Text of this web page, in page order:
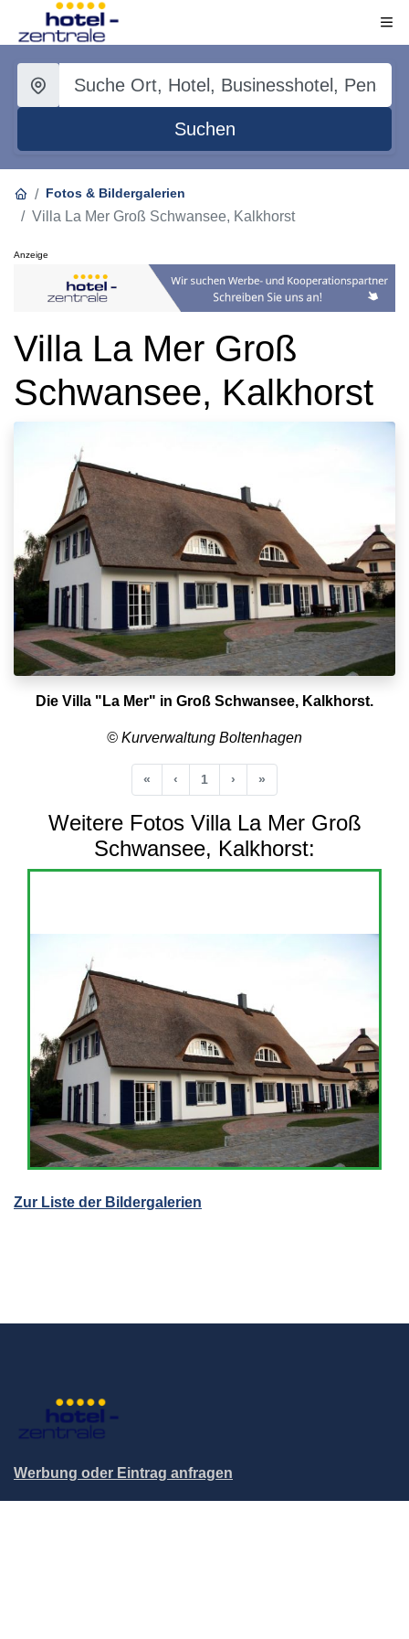
Suchen
Fotos & Bildergalerien
Villa La Mer Groß Schwansee, Kalkhorst
Anzeige
Villa La Mer Groß
Schwansee, Kalkhorst
Die Villa "La Mer" in Groß Schwansee, Kalkhorst.
© Kurverwaltung Boltenhagen
« Anfang
‹ Vorherige
1 › Nächste
»
Weitere Fotos Villa La Mer Groß
Schwansee, Kalkhorst:
Zur Liste der Bildergalerien
Werbung oder Eintrag anfragen